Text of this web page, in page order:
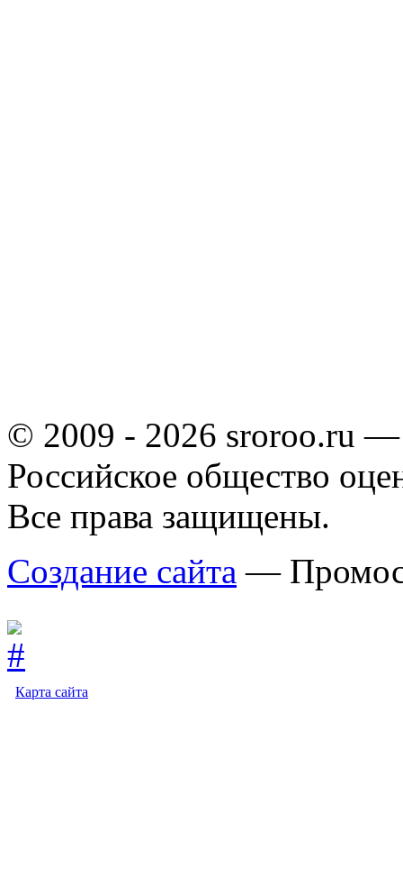
© 2009 - 2026 sroroo.ru —
Российское общество
Все права защищены.
Создание сайта —
Карта сайта